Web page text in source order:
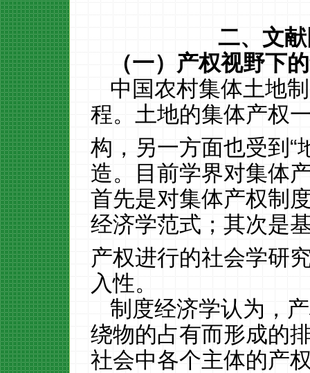
二、文
（一）产权视野下
中国农村集体土地
程。土地的集体产权
构，另一方面也受到“
造。目前学界对集体
首先是对集体产权制
经济学范式；其次是
产权进行的社会学研
入性。
制度经济学认为，
绕物的占有而形成的
社会中各个主体的产